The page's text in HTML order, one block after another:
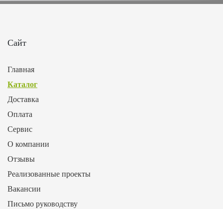
Сайт
Главная
Каталог
Доставка
Оплата
Сервис
О компании
Отзывы
Реализованные проекты
Вакансии
Письмо руководству